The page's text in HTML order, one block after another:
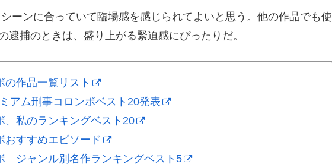
ーンに合っていて臨場感を感じられてよいと思う。他の作品でも使
逮捕のときは、盛り上がる緊迫感にぴったりだ。
の作品一覧リスト
アム刑事コロンボベスト20発表
、私のランキングベスト20
おすすめエピソード
ジャンル別名作ランキングベスト5